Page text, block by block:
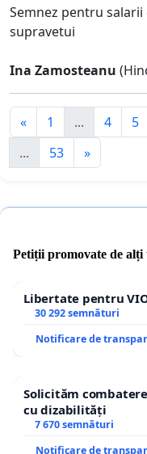
Semnez pentru
supravetui
Ina Zamosteanu
« 1 ... 4 5
...
53 »
Petiții promovate de
Libertate pentru
30 292 semnături
Notificare de
Solicităm
cu dizabilități
7 670 semnături
Notificare de